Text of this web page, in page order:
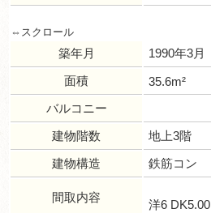
築年月
1990年3月
面積
35.6m²
バルコニー
建物階数
地上3階
建物構造
鉄筋コン
間取内容
洋6 DK5.00